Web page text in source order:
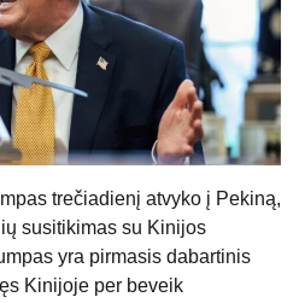
trečiadienį atvyko į Pekiną,
susitikimas su Kinijos
yra pirmasis dabartinis
Kinijoje per beveik